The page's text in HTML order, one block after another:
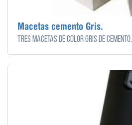
Macetas cemento Gris.
Tres macetas de color gris de cemento.